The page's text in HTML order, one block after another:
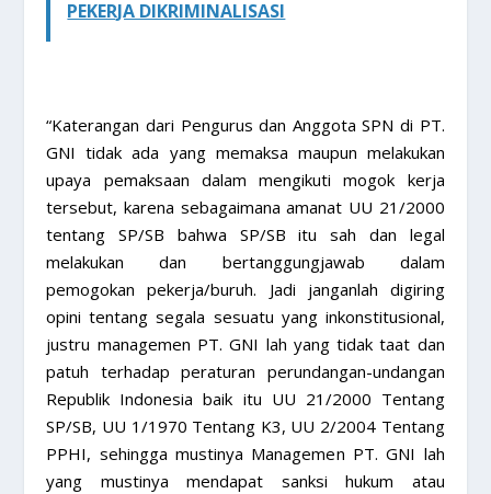
PEKERJA DIKRIMINALISASI
“Katerangan dari Pengurus dan Anggota SPN di PT.
GNI tidak ada yang memaksa maupun melakukan
upaya pemaksaan dalam mengikuti mogok kerja
tersebut, karena sebagaimana amanat UU 21/2000
tentang SP/SB bahwa SP/SB itu sah dan legal
melakukan dan bertanggungjawab dalam
pemogokan pekerja/buruh. Jadi janganlah digiring
opini tentang segala sesuatu yang inkonstitusional,
justru managemen PT. GNI lah yang tidak taat dan
patuh terhadap peraturan perundangan-undangan
Republik Indonesia baik itu UU 21/2000 Tentang
SP/SB, UU 1/1970 Tentang K3, UU 2/2004 Tentang
PPHI, sehingga mustinya Managemen PT. GNI lah
yang mustinya mendapat sanksi hukum atau